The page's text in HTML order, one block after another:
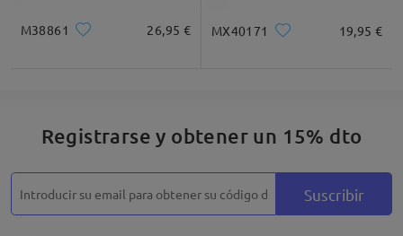
M38861 26,95 € MX40171 19,95 €
Registrarse y obtener un 15% dto
Suscribir